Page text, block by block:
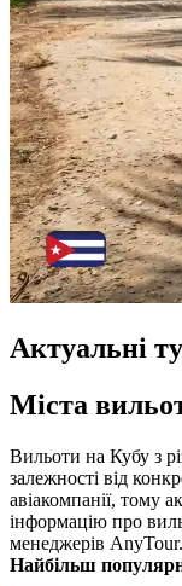
Актуальні
Міста
Вильоти на Кубу з
залежності від
авіакомпанії, тому
інформацію про
менеджерів AnyTour.
Найбільш